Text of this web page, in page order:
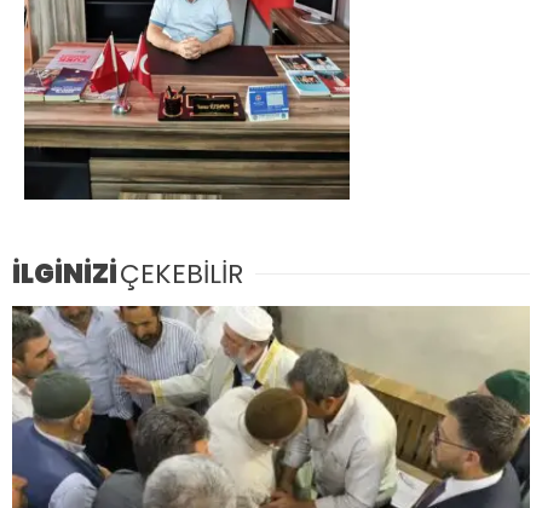
İLGİNİZİÇEKEBİLİR